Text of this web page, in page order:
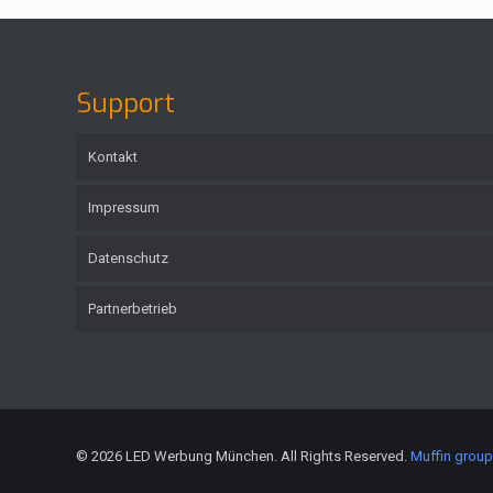
Support
Kontakt
Impressum
Datenschutz
Partnerbetrieb
© 2026 LED Werbung München. All Rights Reserved.Muffin group